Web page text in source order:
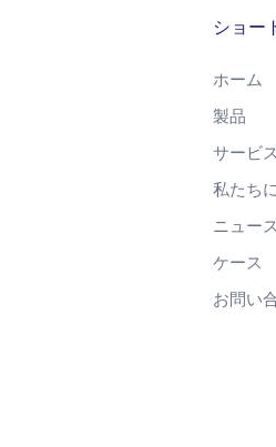
ショー
ホーム
製品
サービス
私たち
ニュース
ケース
お問い